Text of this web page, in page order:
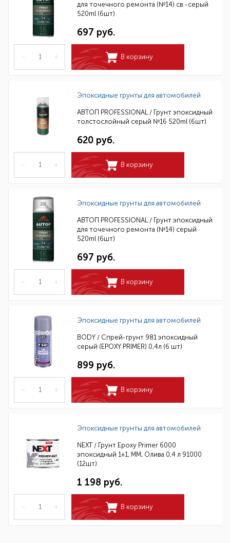
для точечного ремонта (№14) св.-серый
520ml (6шт)
697 руб.
– + В корзину
Эпоксидные грунты для автомобилей
АВТОП PROFESSIONAL / Грунт эпоксидный
толстослойный серый №16 520ml (6шт)
620 руб.
– + В корзину
Эпоксидные грунты для автомобилей
АВТОП PROFESSIONAL / Грунт эпоксидный
для точечного ремонта (№14) серый
520ml (6шт)
697 руб.
– + В корзину
Эпоксидные грунты для автомобилей
BODY / Спрей-грунт 981 эпоксидный
серый (EPOXY PRIMER) 0,4л (6 шт)
899 руб.
– + В корзину
Эпоксидные грунты для автомобилей
NEXT / Грунт Epoxy Primer 6000
эпоксидный 1+1, ММ, Олива 0,4 л 91000
(12шт)
1 198 руб.
– + В корзину